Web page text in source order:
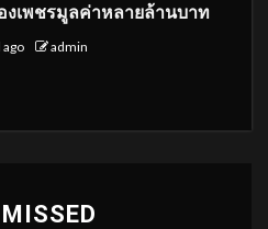
งเพชรมูลค่าหลายล้านบาท
admin